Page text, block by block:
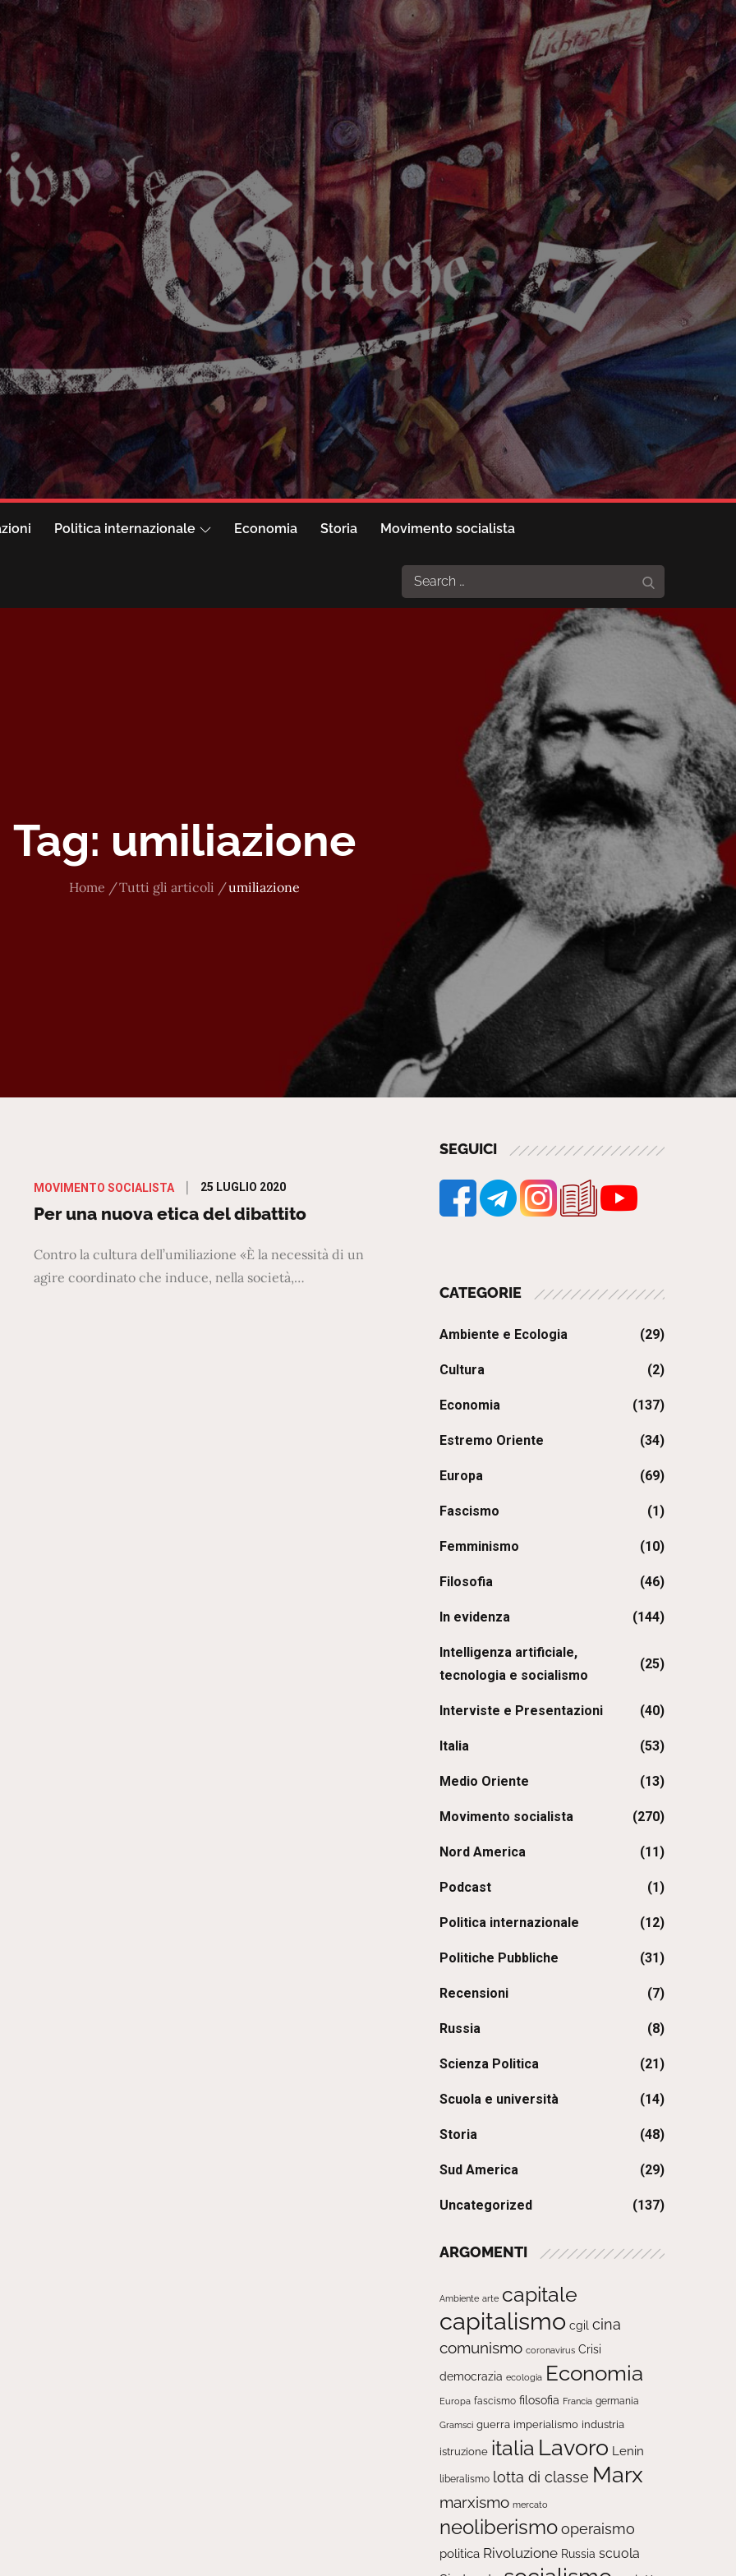
Politica internazionale Economia Storia Movimento socialista
Search
for:
Tag: umiliazione
Home Tutti gli articoli umiliazione
MOVIMENTO SOCIALISTA
Posted
on
25 LUGLIO 2020
Per una nuova etica del dibattito
Contro la cultura dell’umiliazione «È la necessità di un
agire coordinato che induce, nella società,…
SEGUICI
CATEGORIE
Ambiente e Ecologia (29)
Cultura (2)
Economia (137)
Estremo Oriente (34)
Europa (69)
Fascismo (1)
Femminismo (10)
Filosofia (46)
In evidenza (144)
Intelligenza artificiale,
tecnologia e socialismo
(25)
Interviste e Presentazioni (40)
Italia (53)
Medio Oriente (13)
Movimento socialista (270)
Nord America (11)
Podcast (1)
Politica internazionale (12)
Politiche Pubbliche (31)
Recensioni (7)
Russia (8)
Scienza Politica (21)
Scuola e università (14)
Storia (48)
Sud America (29)
Uncategorized (137)
ARGOMENTI
Ambiente arte capitale
capitalismo cgil cina
comunismo coronavirus Crisi
democrazia ecologia Economia
Europa fascismo filosofia Francia germania
Gramsci guerra imperialismo industria
istruzione italia Lavoro Lenin
liberalismo lotta di classe Marx
marxismo mercato
neoliberismooperaismo
politica Rivoluzione Russia scuola